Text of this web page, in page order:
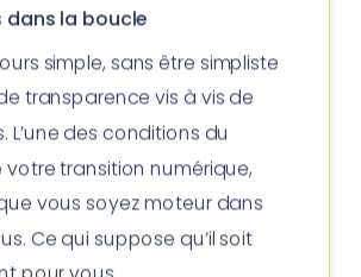
dans la boucle
simple, sans être simpliste
transparence vis à vis de
L’une des conditions du
votre transition numérique,
vous soyez moteur dans
Ce qui suppose qu’il soit